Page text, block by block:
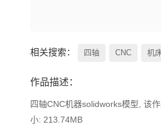
相关搜索： 四轴 CNC 机
作品描述：
四轴CNC机器solidworks模型, 该
小: 213.74MB